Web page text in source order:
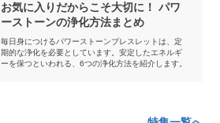
お気に入りだからこそ大切に！ パワ
ーストーンの浄化方法まとめ
毎日身につけるパワーストーンブレスレットは、定
期的な浄化を必要としています。安定したエネルギ
ーを保つといわれる、6つの浄化方法を紹介します。